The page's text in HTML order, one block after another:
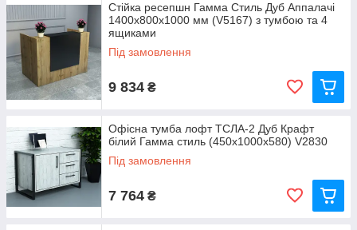
Стійка ресепшн Гамма Стиль Дуб Аппалачі
1400x800x1000 мм (V5167) з тумбою та 4
ящиками
Під замовлення
9 834 ₴
Офісна тумба лофт ТСЛА-2 Дуб Крафт
білий Гамма стиль (450x1000x580) V2830
Під замовлення
7 764 ₴